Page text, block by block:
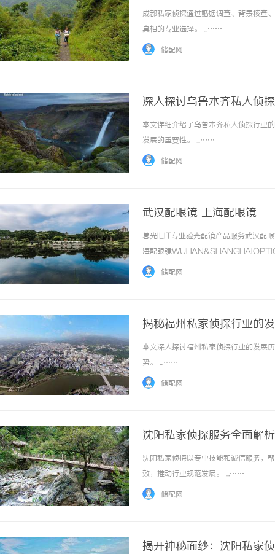
成都私家侦探通过婚姻调查、背景核查
真相的专业选择。 ...……
储配网
深入探讨乌鲁木齐私人侦
本文详细介绍了乌鲁木齐私人侦探行业
发展的重要性。 ...……
储配网
武汉配眼镜 上海配眼镜
暮光ILIT专业验光配镜产品服务武汉配
海配眼镜
品牌，现于武汉与上海设有4家门店。
储配网
揭秘福州私家侦探行业的
本文深入探讨福州私家侦探行业的发展
势。 ...……
储配网
沈阳私家侦探服务全面解
沈阳私家侦探以专业技能和诚信服务，
效，推动行业规范发展。 ...……
储配网
揭开神秘面纱：沈阳私家
武汉配眼镜 上海配眼镜